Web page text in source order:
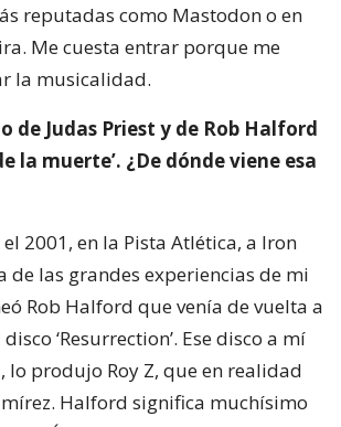
reputadas como Mastodon o en
Me cuesta entrar porque me
la musicalidad.
de Judas Priest y de Rob Halford
la muerte’. ¿De dónde viene esa
el 2001, en la Pista Atlética, a Iron
de las grandes experiencias de mi
Rob Halford que venía de vuelta a
‘Resurrection’. Ese disco a mí
lo produjo Roy Z, que en realidad
Halford significa muchísimo